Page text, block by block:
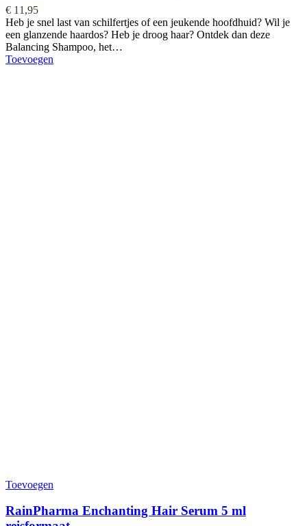
€ 11,95
Heb je snel last van schilfertjes of een jeukende hoofdhuid? Wil je
een glanzende haardos? Heb je droog haar? Ontdek dan deze
Balancing Shampoo, het…
Toevoegen
Toevoegen
RainPharma Enchanting Hair Serum 5 ml